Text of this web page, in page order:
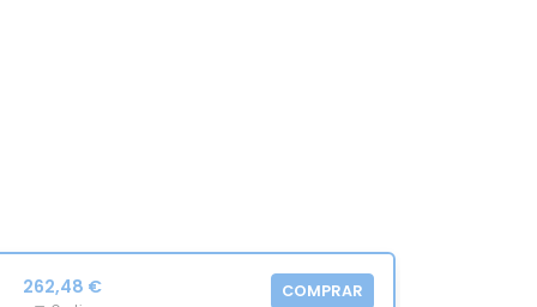
262,48 € COMPRAR